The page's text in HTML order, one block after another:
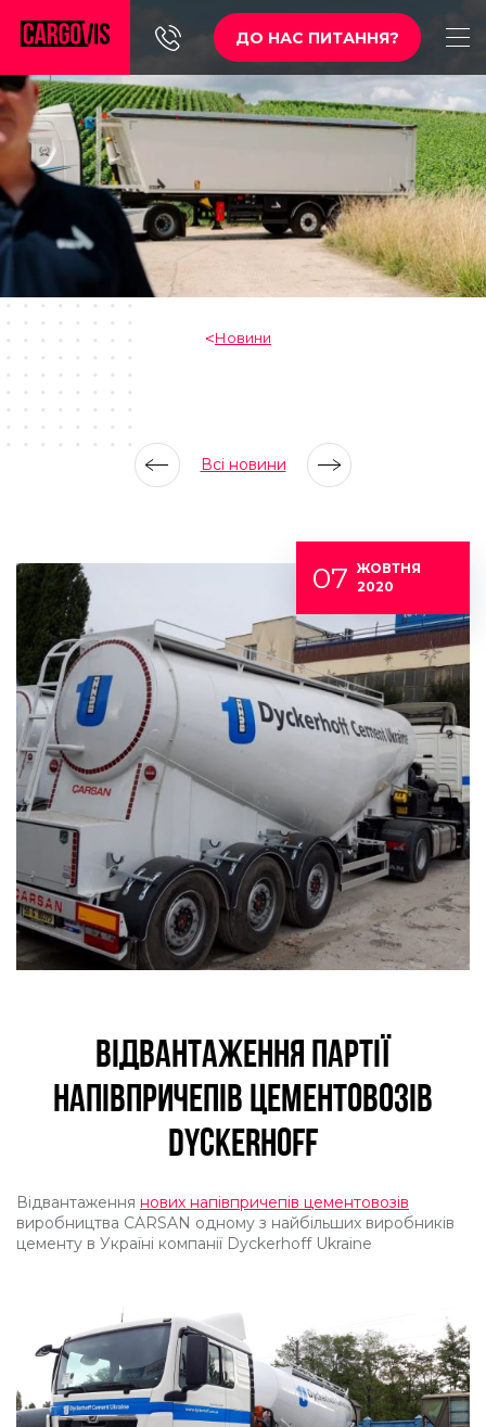
ДО НАС ПИТАННЯ?
Новини
Всі новини
07 ЖОВТНЯ
2020
ВІДВАНТАЖЕННЯ ПАРТІЇ
НАПІВПРИЧЕПІВ ЦЕМЕНТОВОЗІВ
DYCKERHOFF
Відвантаження нових напівпричепів цементовозів
виробництва CARSAN одному з найбільших виробників
цементу в Україні компанії Dyckerhoff Ukraine